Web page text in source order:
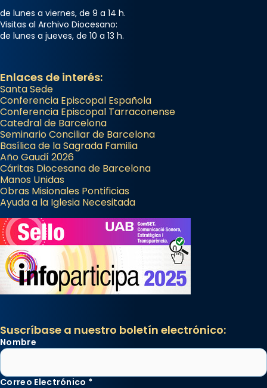
de lunes a viernes, de 9 a 14 h.
Visitas al Archivo Diocesano:
de lunes a jueves, de 10 a 13 h.
Enlaces de interés:
Santa Sede
Conferencia Episcopal Española
Conferencia Episcopal Tarraconense
Catedral de Barcelona
Seminario Conciliar de Barcelona
Basílica de la Sagrada Familia
Año Gaudí 2026
Cáritas Diocesana de Barcelona
Manos Unidas
Obras Misionales Pontificias
Ayuda a la Iglesia Necesitada
Suscríbase a nuestro boletín electrónico:
Nombre
Correo Electrónico *